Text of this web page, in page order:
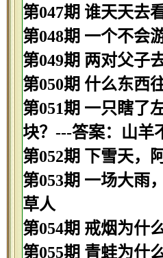
第047期 谁天天去
第048期 一个不会
第049期 两对父子
第050期 什么东西
第051期 一只瞎了
块？---答案：山羊
第052期 下雪天，
第053期 一场大雨
草人
第054期 戒烟为什
第055期 青蛙为什